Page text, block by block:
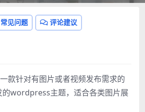
常见问题 评论建议
款针对有图片或者视频发布需求的
的wordpress主题，适合各类图片展